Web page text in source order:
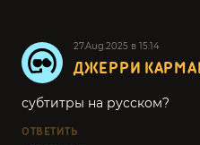
27.Aug.2025 в 15:14
ДЖЕРРИ
субтитры на русском?
ОТВЕТИТЬ